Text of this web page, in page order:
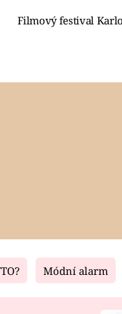
Filmový festival
Living
Módní alarm